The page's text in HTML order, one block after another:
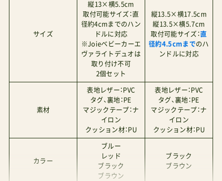
サイズ
縦13×横5.5cm
取付可能サイズ：直
径約4cmまでのハン
ドルに対応
※Joieベビーカーエ
ヴァライトデュオは
取り付け不可
2個セット
縦13.5×横17.5cm
縦13.5×横5.7cm
取付可能サイズ：直
径約4.5cmまでのハ
ンドルに対応
素材
表地レザー：PVC
タグ、裏地：PE
マジックテープ：ナ
イロン
クッション材：PU
表地レザー：PVC
タグ、裏地：PE
マジックテープ：ナ
イロン
クッション材：PU
カラー
ブルー
レッド
ブラック
ブラウン
ブラック
ブラウン